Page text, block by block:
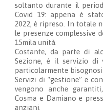
soltanto durante il
Covid 19: appena è
2022, è ripreso. In totale
le presenze complessive
15mila unità.
Costante, da parte di a
Sezione, è il servizio di
particolarmente
Servizi di “gestione” e
vengono anche
Cosma e Damiano e
anziani.